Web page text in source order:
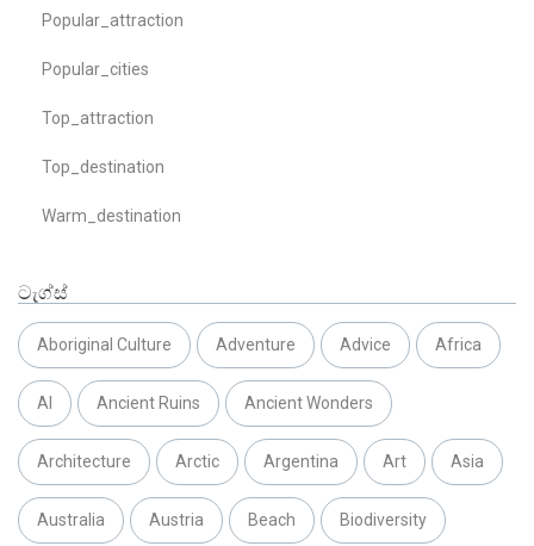
Popular_attraction
Popular_cities
Top_attraction
Top_destination
Warm_destination
ටැග්ස්
Aboriginal Culture Adventure Advice Africa
AI Ancient Ruins Ancient Wonders
Architecture Arctic Argentina Art Asia
Australia Austria Beach Biodiversity